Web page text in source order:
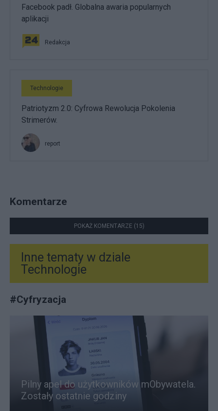
Facebook padł. Globalna awaria popularnych
aplikacji
Redakcja
Technologie
Patriotyzm 2.0: Cyfrowa Rewolucja Pokolenia
Strimerów.
report
Komentarze
POKAŻ KOMENTARZE (15)
Inne tematy w dziale
Technologie
#Cyfryzacja
Pilny apel do użytkowników mObywatela.
Zostały ostatnie godziny